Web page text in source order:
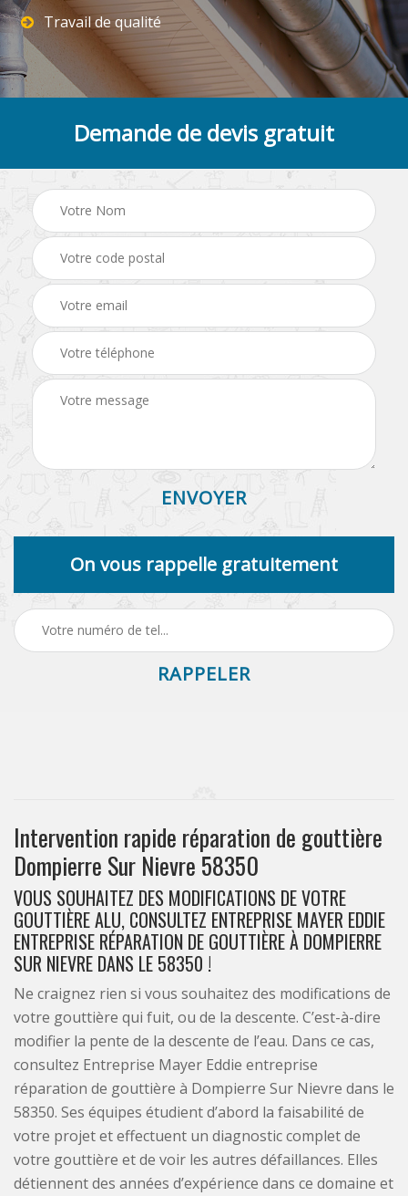
Travail de qualité
Demande de devis gratuit
On vous rappelle gratuitement
Intervention rapide réparation de gouttière
Dompierre Sur Nievre 58350
VOUS SOUHAITEZ DES MODIFICATIONS DE VOTRE
GOUTTIÈRE ALU, CONSULTEZ ENTREPRISE MAYER EDDIE
ENTREPRISE RÉPARATION DE GOUTTIÈRE À DOMPIERRE
SUR NIEVRE DANS LE 58350 !
Ne craignez rien si vous souhaitez des modifications de
votre gouttière qui fuit, ou de la descente. C’est-à-dire
modifier la pente de la descente de l’eau. Dans ce cas,
consultez Entreprise Mayer Eddie entreprise
réparation de gouttière à Dompierre Sur Nievre dans le
58350. Ses équipes étudient d’abord la faisabilité de
votre projet et effectuent un diagnostic complet de
votre gouttière et de voir les autres défaillances. Elles
détiennent des années d’expérience dans ce domaine et